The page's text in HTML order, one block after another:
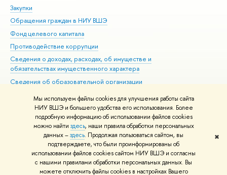
Мы используем файлы cookies для улучшения работы сайта
НИУ ВШЭ и большего удобства его использования. Более
подробную информацию об использовании файлов cookies
можно найти здесь, наши правила обработки персональных
данных –здесь. Продолжая пользоваться сайтом, вы
подтверждаете, что были проинформированы об
использовании файлов cookies сайтом НИУ ВШЭ и согласны
с нашими правилами обработки персональных данных. Вы
можете отключить файлы cookies в настройках Вашего
✖
Закупки
Обращения граждан в НИУ ВШЭ
Фонд целевого капитала
Противодействие коррупции
Сведения о доходах, расходах, об имуществе и
обязательствах имущественного характера
Сведения об образовательной организации
Людям с ограниченными возможностями здоровья
Единая платежная страница
Работа в Вышке
© НИУ ВШЭ 1993–2026 Адреса и контакты Условия использования
материалов Политика конфиденциальности Карта сайта
Шрифты HSE Sans и HSE Slab разработаны вШколе дизайна НИУ ВШЭ